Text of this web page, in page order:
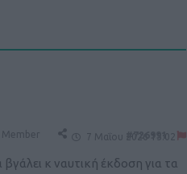
Member 7 Μαΐου 2026 15:02
#726991
βγάλει κ ναυτική έκδοση για τα